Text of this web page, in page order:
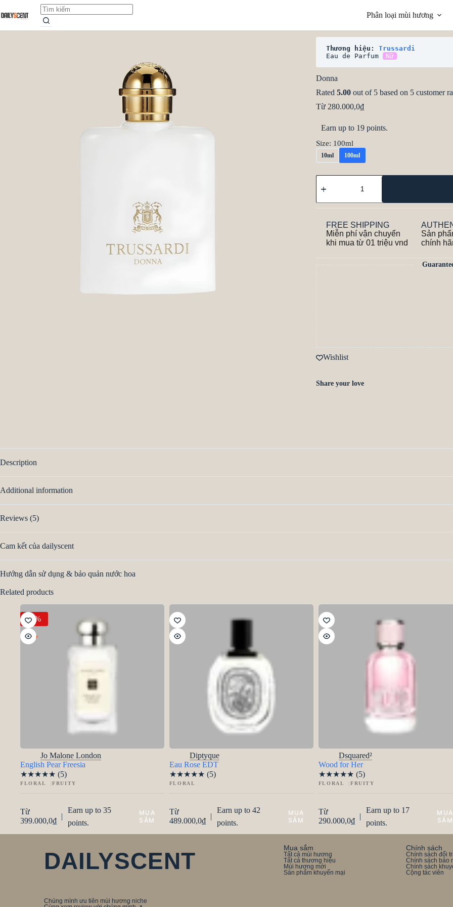
Phân loại mùi hương
Thương hiệu: Trussardi
Eau de Parfum
Nữ
Donna
Rated 5.00out of 5 based on 5customer
Từ 280.000,0₫
Earn up to 19 points.
Size: 100ml
10ml 100ml
FREE SHIPPING
Miễn phí vận chuyển
khi mua từ 01 triệu vnd
Sản
chính
Wishlist
Share your love
Description
Additional information
Reviews (5)
Cam kết của dailyscent
Hướng dẫn sử dụng & bảo quản nước hoa
Related products
-9%
HOT
Jo Malone London
English Pear Freesia
★★★★★ (5)
FLORAL FRUITY
Từ
399.000,0₫
|
Earn up to 35
points.
Diptyque
Eau Rose EDT
★★★★★ (5)
FLORAL
Từ
489.000,0₫
|
Earn up to 42
points.
Dsquared²
Wood for Her
★★★★★ (5)
FLORAL FRUITY
Từ
290.000,0₫
|
Earn up to 17
points.
DAILYSCENT
Chúng mình ưu tiên mùi hương niche
Mua sắm
Tất cả mùi hương
Tất cả thương hiệu
Mùi hương mới
Sản phẩm khuyến mại
Chính sách
Chính sách đổi
Chính sách bảo
Chính sách
Cộng tác viên